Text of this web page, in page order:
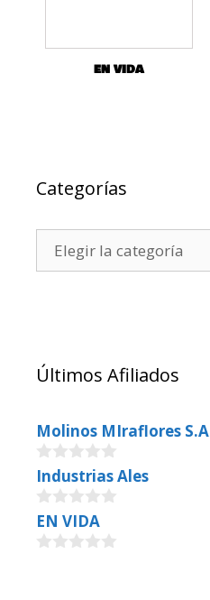
EN VIDA
Categorías
Últimos Afiliados
Molinos MIraflores S.A
0
o
u
t
o
f
Industrias Ales
0
o
u
EN VIDA